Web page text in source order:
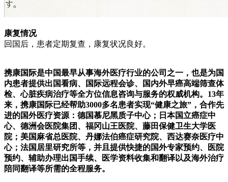
康复情况
回国后，患者定期复查，康复状况良好。
携康国际是中国最早从事海外医疗行业的公司之一，也是为国
内患者提供出国看病、国际远程会诊、国内外早癌高端筛查体
检、心脏疾病治疗等全方位信息咨询与服务的权威机构。13年
来，携康国际已经帮助3000多名患者实现“健康之旅”，合作先
进的国外医疗资源：德国慕尼黑质子中心；日本国立癌症中
心、德洲会医院集团、福冈山王医院、藤田保健卫生大学医
院；美国麻省总医院、丹娜法伯癌症研究院、西达赛奈医疗中
心；法国居里研究所等，并且提供快捷的国外专家预约、医院
预约、辅助办理出国手续、医学资料收集和翻译以及海外治疗
陪同翻译等所需的全程服务。